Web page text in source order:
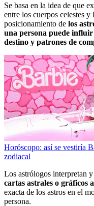
Se basa en la idea de que
entre los cuerpos celestes y
posicionamiento de los
una persona puede
destino y patrones de
Horóscopo: así se vestiría
zodiacal
Los astrólogos interpretan
cartas astrales o gráficos
exacta de los astros en el
persona.